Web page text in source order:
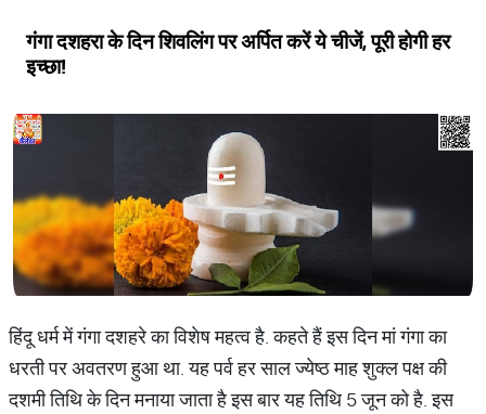
गंगा दशहरा के दिन शिवलिंग पर अर्पित करें ये चीजें, पूरी होगी हर
इच्छा!
हिंदू धर्म में गंगा दशहरे का विशेष महत्व है. कहते हैं इस दिन मां गंगा का
धरती पर अवतरण हुआ था. यह पर्व हर साल ज्येष्ठ माह शुक्ल पक्ष की
दशमी तिथि के दिन मनाया जाता है इस बार यह तिथि 5 जून को है. इस